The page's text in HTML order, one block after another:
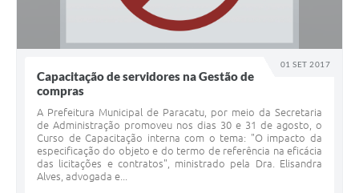
01 SET 2017
Capacitação de servidores na Gestão de
compras
A Prefeitura Municipal de Paracatu, por meio da Secretaria
de Administração promoveu nos dias 30 e 31 de agosto, o
Curso de Capacitação interna com o tema: "O impacto da
especificação do objeto e do termo de referência na eficácia
das licitações e contratos", ministrado pela Dra. Elisandra
Alves, advogada e...